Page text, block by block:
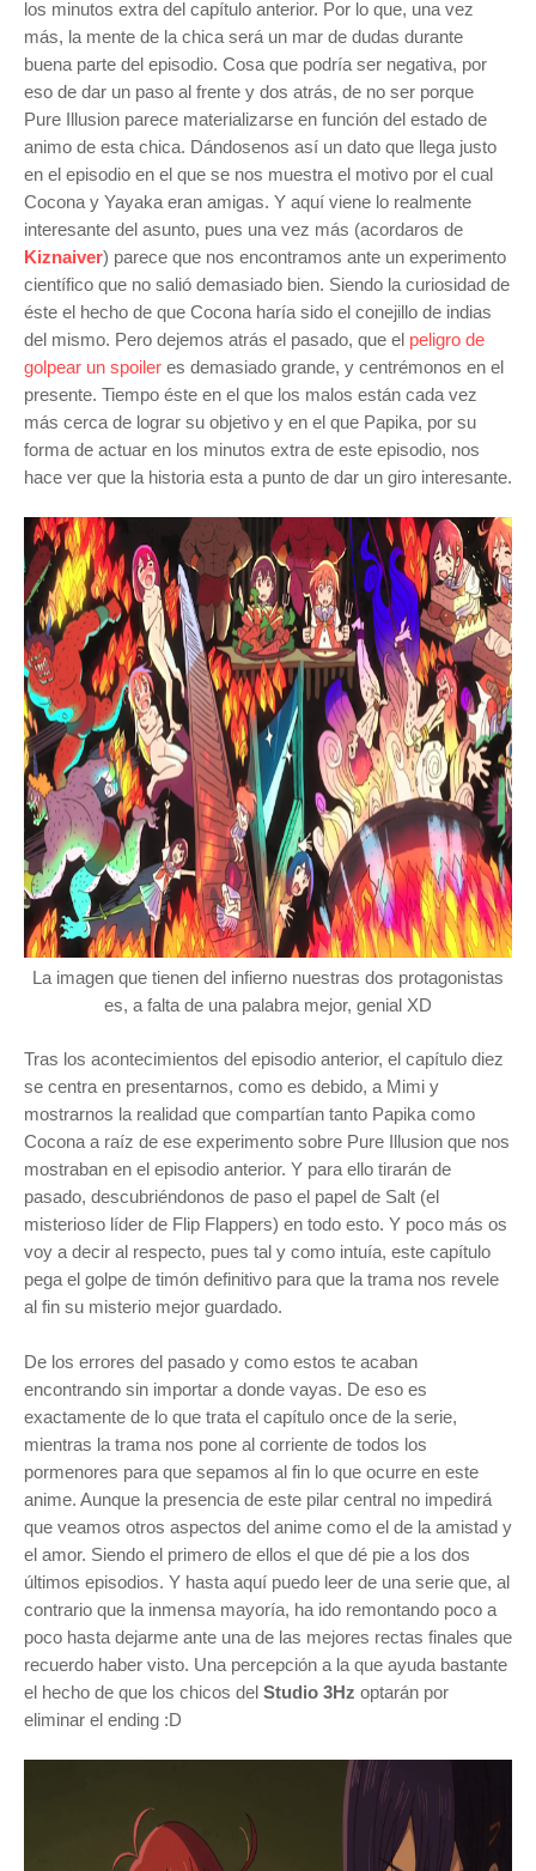
los minutos extra del capítulo anterior. Por lo que, una vez
más, la mente de la chica será un mar de dudas durante
buena parte del episodio. Cosa que podría ser negativa, por
eso de dar un paso al frente y dos atrás, de no ser porque
Pure Illusion parece materializarse en función del estado de
animo de esta chica. Dándosenos así un dato que llega justo
en el episodio en el que se nos muestra el motivo por el cual
Cocona y Yayaka eran amigas. Y aquí viene lo realmente
interesante del asunto, pues una vez más (acordaros de
Kiznaiver) parece que nos encontramos ante un experimento
científico que no salió demasiado bien. Siendo la curiosidad de
éste el hecho de que Cocona haría sido el conejillo de indias
del mismo. Pero dejemos atrás el pasado, que el peligro de
golpear un spoiler es demasiado grande, y centrémonos en el
presente. Tiempo éste en el que los malos están cada vez
más cerca de lograr su objetivo y en el que Papika, por su
forma de actuar en los minutos extra de este episodio, nos
hace ver que la historia esta a punto de dar un giro interesante.
La imagen que tienen del infierno nuestras dos protagonistas
es, a falta de una palabra mejor, genial XD
Tras los acontecimientos del episodio anterior, el capítulo diez
se centra en presentarnos, como es debido, a Mimi y
mostrarnos la realidad que compartían tanto Papika como
Cocona a raíz de ese experimento sobre Pure Illusion que nos
mostraban en el episodio anterior. Y para ello tirarán de
pasado, descubriéndonos de paso el papel de Salt (el
misterioso líder de Flip Flappers) en todo esto. Y poco más os
voy a decir al respecto, pues tal y como intuía, este capítulo
pega el golpe de timón definitivo para que la trama nos revele
al fin su misterio mejor guardado.
De los errores del pasado y como estos te acaban
encontrando sin importar a donde vayas. De eso es
exactamente de lo que trata el capítulo once de la serie,
mientras la trama nos pone al corriente de todos los
pormenores para que sepamos al fin lo que ocurre en este
anime. Aunque la presencia de este pilar central no impedirá
que veamos otros aspectos del anime como el de la amistad y
el amor. Siendo el primero de ellos el que dé pie a los dos
últimos episodios. Y hasta aquí puedo leer de una serie que, al
contrario que la inmensa mayoría, ha ido remontando poco a
poco hasta dejarme ante una de las mejores rectas finales que
recuerdo haber visto. Una percepción a la que ayuda bastante
el hecho de que los chicos del Studio 3Hz optarán por
eliminar el ending :D